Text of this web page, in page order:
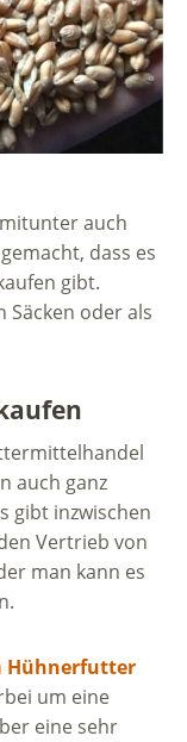
auch
dass es
gibt.
Säcken oder als
auch ganz
gibt inzwischen
Vertrieb von
man kann es
Hühnerfutter
um eine
eine sehr